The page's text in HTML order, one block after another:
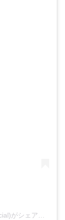
守屋麗奈 Rena Moriya(@rena_moriya_official)がシェアした投稿